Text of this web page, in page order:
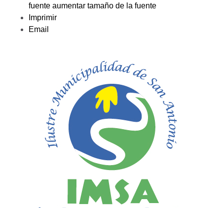
fuente aumentar tamaño de la fuente
Imprimir
Email